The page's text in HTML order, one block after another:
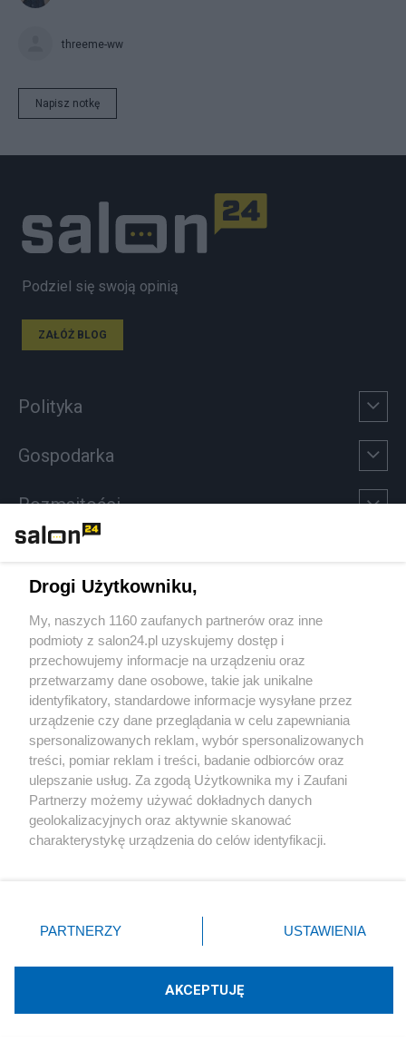
threeme-ww
Napisz notkę
Podziel się swoją opinią
ZAŁÓŻ BLOG
Polityka
Gospodarka
Rozmaitości
Sport
Społeczeństwo
Kultura
X Facebook Instagram Youtube
Technologię dostarcza:W3media.pl
Drogi Użytkowniku,
My, naszych 1160 zaufanych partnerów oraz inne
podmioty z salon24.pl uzyskujemy dostęp i
przechowujemy informacje na urządzeniu oraz
przetwarzamy dane osobowe, takie jak unikalne
identyfikatory, standardowe informacje wysyłane przez
urządzenie czy dane przeglądania w celu zapewniania
spersonalizowanych reklam, wybór spersonalizowanych
treści, pomiar reklam i treści, badanie odbiorców oraz
ulepszanie usług. Za zgodą Użytkownika my i Zaufani
Partnerzy możemy używać dokładnych danych
geolokalizacyjnych oraz aktywnie skanować
charakterystykę urządzenia do celów identyfikacji.
zmienić/wycofać klikając przycisk ustawień prywatności
znajdujący się w lewym dolnym rogu strony
rodzaje przetwarzania danych nie wymagają zgody
użytkownika, ale masz prawo sprzeciwić się takiemu
PARTNERZY USTAWIENIA
AKCEPTUJĘ